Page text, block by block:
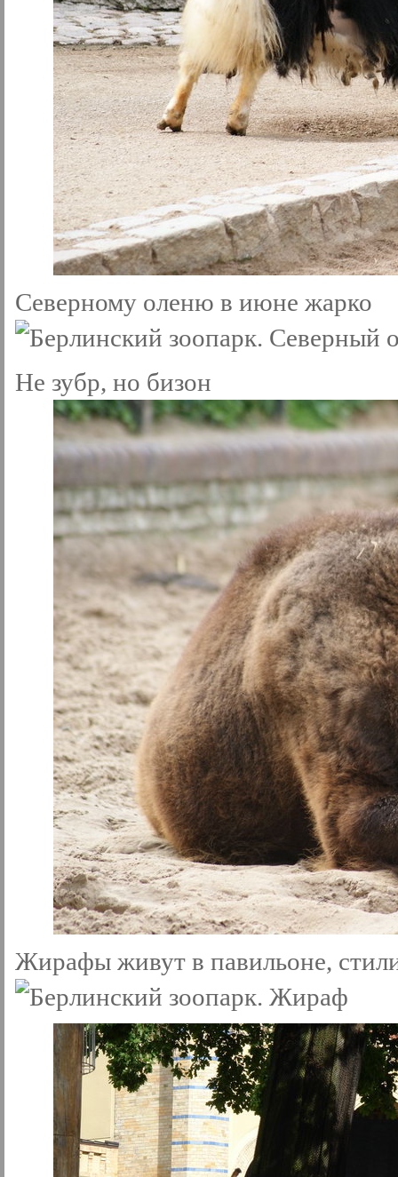
Северному оленю в июне жарко
Не зубр, но бизон
Жирафы живут в павильоне,